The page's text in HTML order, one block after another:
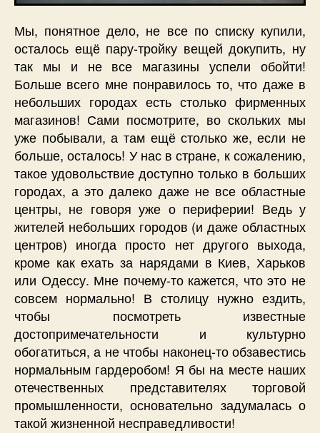
Мы, понятное дело, не все по списку купили,
осталось ещё пару-тройку вещей докупить, ну
так мы и не все магазины успели обойти!
Больше всего мне понравилось то, что даже в
небольших городах есть столько фирменных
магазинов! Сами посмотрите, во скольких мы
уже побывали, а там ещё столько же, если не
больше, осталось! У нас в стране, к сожалению,
такое удовольствие доступно только в больших
городах, а это далеко даже не все областные
центры, не говоря уже о периферии! Ведь у
жителей небольших городов (и даже областных
центров) иногда просто нет другого выхода,
кроме как ехать за нарядами в Киев, Харьков
или Одессу. Мне почему-то кажется, что это не
совсем нормально! В столицу нужно ездить,
чтобы посмотреть известные
достопримечательности и культурно
обогатиться, а не чтобы наконец-то обзавестись
нормальным гардеробом! Я бы на месте наших
отечественных представителях торговой
промышленности, основательно задумалась о
такой жизненной несправедливости!